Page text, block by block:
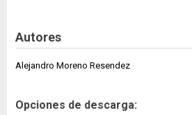
Autores
Alejandro Moreno Resendez
Opciones de descarga: